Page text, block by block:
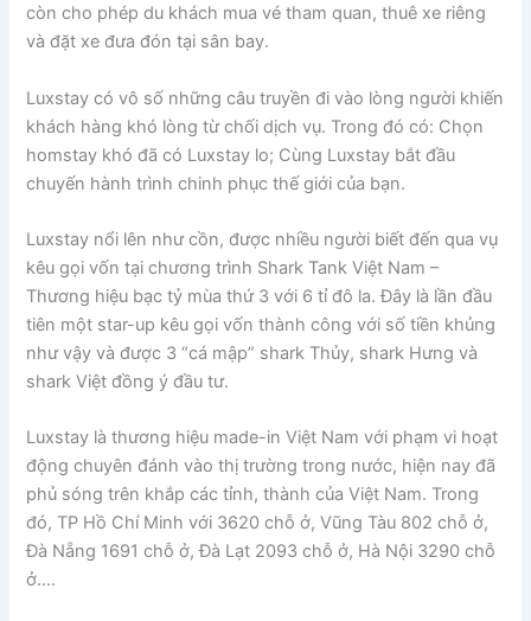
còn cho phép du khách mua vé tham quan, thuê xe riêng
và đặt xe đưa đón tại sân bay.
Luxstay có vô số những câu truyền đi vào lòng người khiến
khách hàng khó lòng từ chối dịch vụ. Trong đó có: Chọn
homstay khó đã có Luxstay lo; Cùng Luxstay bắt đầu
chuyến hành trình chinh phục thế giới của bạn.
Luxstay nổi lên như cồn, được nhiều người biết đến qua vụ
kêu gọi vốn tại chương trình Shark Tank Việt Nam –
Thương hiệu bạc tỷ mùa thứ 3 với 6 tỉ đô la. Đây là lần đầu
tiên một star-up kêu gọi vốn thành công với số tiền khủng
như vậy và được 3 “cá mập” shark Thủy, shark Hưng và
shark Việt đồng ý đầu tư.
Luxstay là thương hiệu made-in Việt Nam với phạm vi hoạt
động chuyên đánh vào thị trường trong nước, hiện nay đã
phủ sóng trên khắp các tỉnh, thành của Việt Nam. Trong
đó, TP Hồ Chí Minh với 3620 chỗ ở, Vũng Tàu 802 chỗ ở,
Đà Nẵng 1691 chỗ ở, Đà Lạt 2093 chỗ ở, Hà Nội 3290 chỗ
ở….